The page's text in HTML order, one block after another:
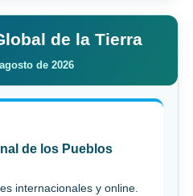
de la Tierra
de 2026
de los Pueblos
internacionales y online.